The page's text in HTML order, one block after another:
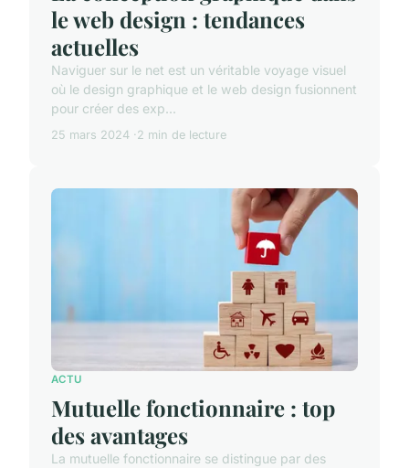
le web design : tendances
actuelles
Naviguer sur le net est un véritable voyage visuel
où le design graphique et le web design fusionnent
pour créer des exp...
25 mars 2024 2 min de lecture
ACTU
Mutuelle fonctionnaire : top
des avantages
La mutuelle fonctionnaire se distingue par des